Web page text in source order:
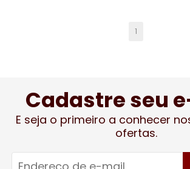
1
Cadastre seu
E seja o primeiro a conhecer
ofertas.